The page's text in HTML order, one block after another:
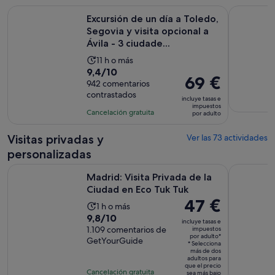
Excursión de un día a Toledo,
Segovia y visita opcional a
Ávila - 3 ciudade...
La
duración
de
la
actividad
de
11 h o más
9.4
sobre
10
con
comentarios
9,4/10
942 comentarios
contrastados
Cancelación gratuita
El
precio
es
de
por
69 €
incluye tasas e
impuestos
por adulto
Visitas privadas y
personalizadas
Ver las 73 actividades
Madrid: Visita Privada de la
Ciudad en Eco Tuk Tuk
La
duración
de
la
es
1 h o más
9.8
sobre
10
1109
9,8/10
1.109 comentarios de
GetYourGuide
Cancelación gratuita
El
precio
es
de
47 €
por
47 €
incluye tasas e
impuestos
por adulto*
* Selecciona
más de dos
adultos para
que el precio
sea más bajo